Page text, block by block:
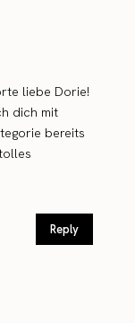
liebe Dorie!
dich mit
bereits
Reply